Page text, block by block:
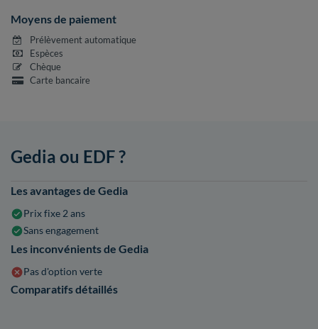
Moyens de paiement
Prélèvement automatique
Espèces
Chèque
Carte bancaire
Gedia ou EDF ?
Les avantages de Gedia
Prix fixe 2 ans
Sans engagement
Les inconvénients de Gedia
Pas d'option verte
Comparatifs détaillés